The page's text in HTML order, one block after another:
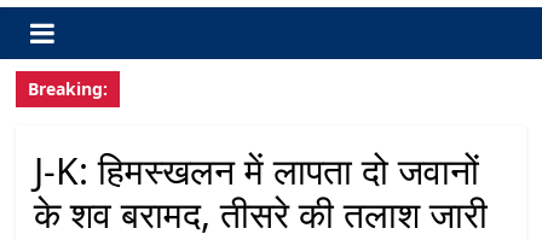
Breaking:
J-K: हिमस्खलन में लापता दो जवानों
के शव बरामद, तीसरे की तलाश जारी